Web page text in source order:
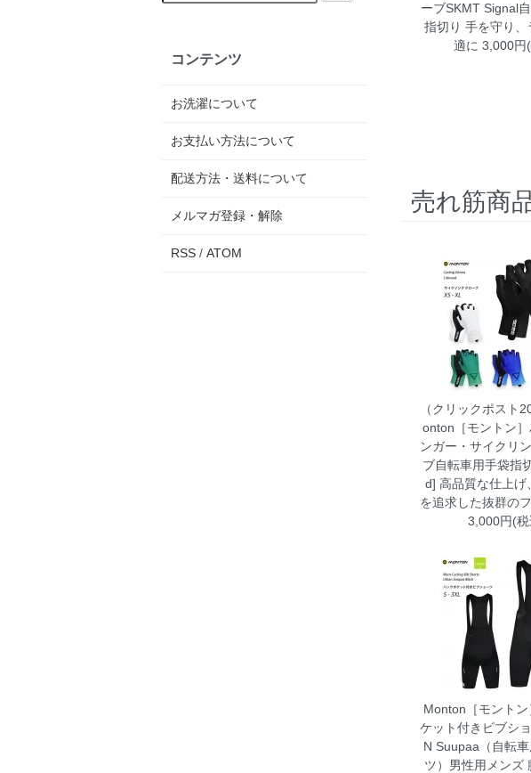
ーブSKMT Signal
指切り 手を守り、
適に 3,000円
売れ筋商
（クリックポスト
onton［モントン］
ンガー・サイクリ
ブ自転車用手袋指
d] 高品質な仕上げ
を追求した抜群の
3,000円(税
Monton［モント
ケット付きビブシ
N Suupaa（自転
ツ）男性用メンズ
コンテンツ
お洗濯について
お支払い方法について
配送方法・送料について
メルマガ登録・解除
RSS / ATOM